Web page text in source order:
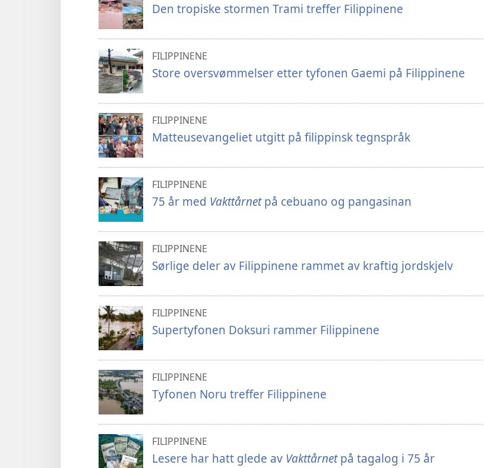
Den tropiske stormen Trami treffer Filippinene
FILIPPINENE
Store oversvømmelser etter tyfonen Gaemi på Filippinene
FILIPPINENE
Matteusevangeliet utgitt på filippinsk tegnspråk
FILIPPINENE
75 år med Vakttårnetpå cebuano og pangasinan
FILIPPINENE
Sørlige deler av Filippinene rammet av kraftig jordskjelv
FILIPPINENE
Supertyfonen Doksuri rammer Filippinene
FILIPPINENE
Tyfonen Noru treffer Filippinene
FILIPPINENE
Lesere har hatt glede av Vakttårnetpå tagalog i 75 år